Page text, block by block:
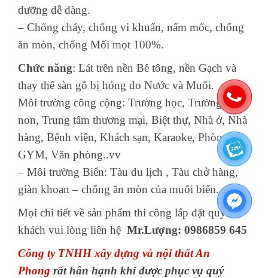
dưỡng dễ dàng.
– Chống cháy, chống vi khuẩn, nấm mốc, chống
ăn mòn, chống Mối mọt 100%.
Chức năng: Lát trên nền Bê tông, nền Gạch và
thay thế sàn gỗ bị hỏng do Nước và Muối.
Môi trường công cộng: Trường học, Trường mầm
non, Trung tâm thương mại, Biệt thự, Nhà ở, Nhà
hàng, Bệnh viện, Khách sạn, Karaoke, Phòng
GYM, Văn phòng..vv
– Môi trường Biển: Tàu du lịch , Tàu chở hàng,
giàn khoan – chống ăn mòn của muối biển.
Mọi chi tiết về sản phẩm thi công lắp đặt quý
khách vui lòng liên hệ Mr.Lượng: 0986859 645
Công ty TNHH xây dựng và nội thất An
Phong rất hân hạnh khi được phục vụ quý